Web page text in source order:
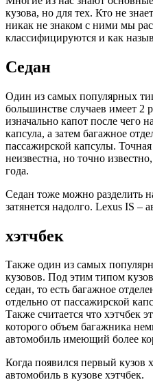
кузова, но для тех. Кто не
никак не знаком с ними мы
классифицируются и как
Седан
Один из самых популярных
большинстве случаев имеет 2
изначально капот после чего
капсула, а затем багажное
пассажирской капсулы.
неизвестна, но точно
года.
Седан тоже можно разделить
затянется надолго. Lexus IS –
хэтчбек
Также один из самых
кузовов. Под этим типом
седан, то есть багажное
отдельно от пассажирской
Также считается что хэтчбек
которого объем багажника
автомобиль имеющий более
Когда появился первый кузов
автомобиль в кузове хэтчбек.